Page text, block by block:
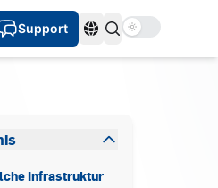
Support SprachenUse setting
Infrastruktur